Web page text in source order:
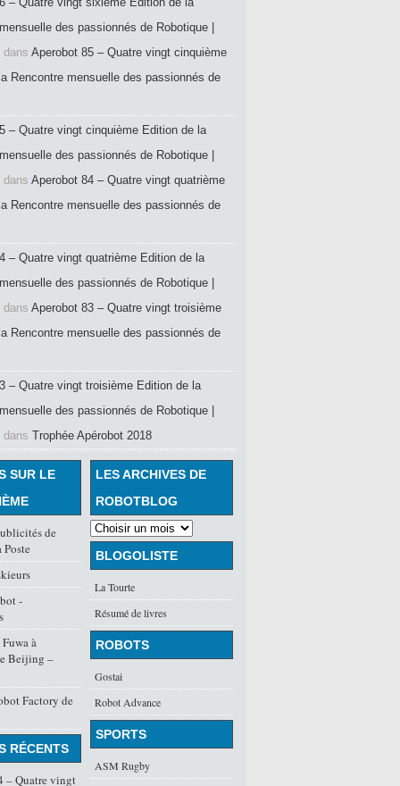
des passionnés de Robotique |
dans Aperobot 85 – Quatre vingt cinquième
Rencontre mensuelle des passionnés de
– Quatre vingt cinquième Edition de la
des passionnés de Robotique |
dans Aperobot 84 – Quatre vingt quatrième
Rencontre mensuelle des passionnés de
– Quatre vingt quatrième Edition de la
des passionnés de Robotique |
dans Aperobot 83 – Quatre vingt troisième
Rencontre mensuelle des passionnés de
– Quatre vingt troisième Edition de la
des passionnés de Robotique |
dans Trophée Apérobot 2018
LES ARCHIVES DE
ROBOTBLOG
BLOGOLISTE
La Tourte
Résumé de livres
ROBOTS
Gostai
Robot Advance
SPORTS
ASM Rugby
SUR LE
de
-
à
Beijing –
Factory de
RÉCENTS
– Quatre vingt